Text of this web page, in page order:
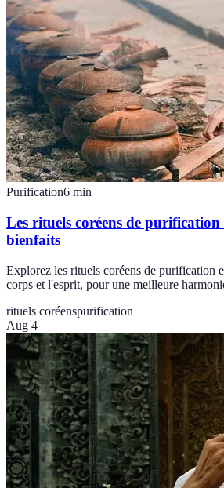
Purification6 min
Les rituels coréens de
bienfaits
Explorez les rituels coréens de purification
corps et l'esprit, pour une meilleure
rituels coréenspurification
Aug 4